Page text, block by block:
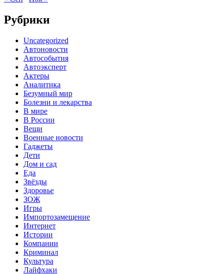
Рубрики
Uncategorized
Автоновости
Автособытия
Автоэксперт
Актеры
Аналитика
Безумный мир
Болезни и лекарства
В мире
В России
Вещи
Военные новости
Гаджеты
Дети
Дом и сад
Еда
Звёзды
Здоровье
ЗОЖ
Игры
Импортозамещение
Интернет
Истории
Компании
Криминал
Культура
Лайфхаки